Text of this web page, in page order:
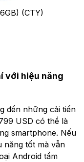
(CTY)
với hiệu năng
đến những cải tiến
USD có thể là
smartphone. Nếu
năng tốt mà vẫn
Android tầm